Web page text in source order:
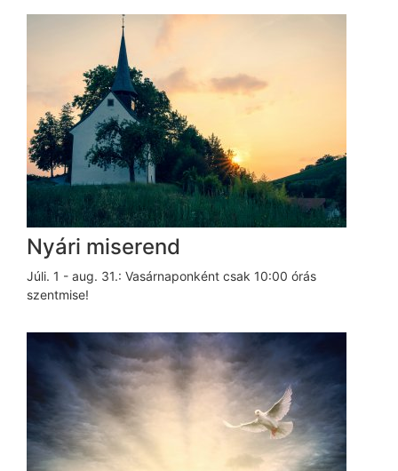
Nyári miserend
Júli. 1 - aug. 31.: Vasárnaponként csak 10:00 órás
szentmise!